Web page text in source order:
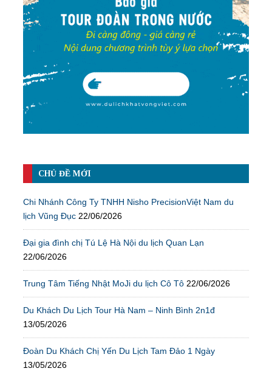
CHỦ ĐỀ MỚI
Chi Nhánh Công Ty TNHH Nisho PrecisionViệt Nam du
lịch Vũng Đục 22/06/2026
Đại gia đình chị Tú Lệ Hà Nội du lịch Quan Lạn
22/06/2026
Trung Tâm Tiếng Nhật MoJi du lịch Cô Tô 22/06/2026
Du Khách Du Lịch Tour Hà Nam – Ninh Bình 2n1đ
13/05/2026
Đoàn Du Khách Chị Yến Du Lịch Tam Đảo 1 Ngày
13/05/2026